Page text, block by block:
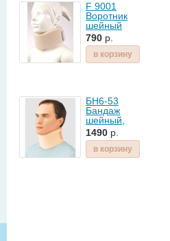
F 9001
Воротник
шейный
ортопедический
мягкий
детский,
шина Шанца,
790 р.
в корзину
БН6-53
Бандаж
шейный,
шина Шанца,
воротник
шейный для
взрослых
1490 р.
в корзину